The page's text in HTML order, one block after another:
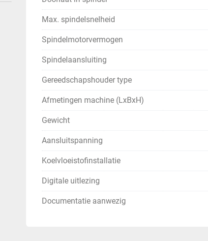
Max. spindelsnelheid
Spindelmotorvermogen
Spindelaansluiting
Gereedschapshouder type
Afmetingen machine (LxBxH)
Gewicht
Aansluitspanning
Koelvloeistofinstallatie
Digitale uitlezing
Documentatie aanwezig